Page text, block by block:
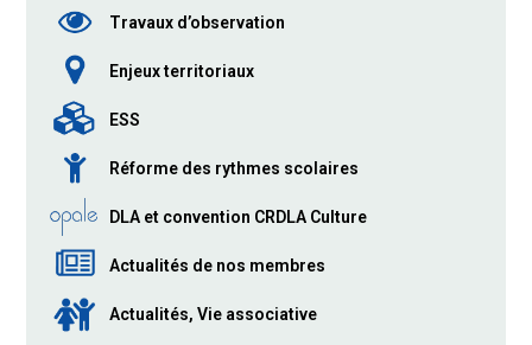
Travaux d’observation
Enjeux territoriaux
ESS
Réforme des rythmes scolaires
DLA et convention CRDLA Culture
Actualités de nos membres
Actualités, Vie associative